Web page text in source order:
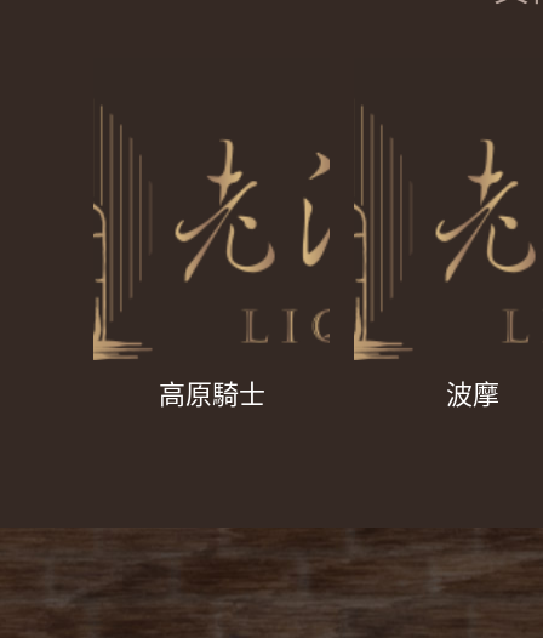
高原騎士 波摩